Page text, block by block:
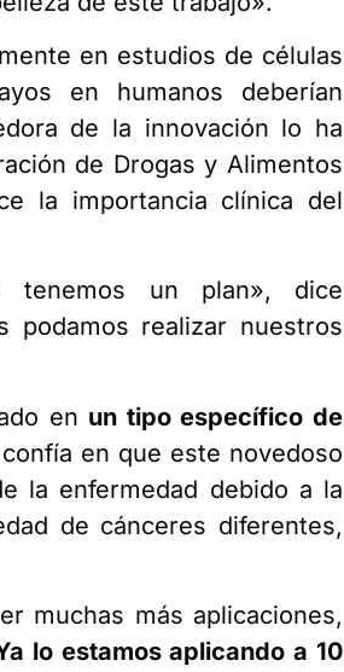
en estudios de células
en humanos deberían
de la innovación lo ha
de Drogas y Alimentos
la importancia clínica del
un plan», dice
podamos realizar nuestros
en un tipo específico de
en que este novedoso
la enfermedad debido a la
de cánceres diferentes,
muchas más aplicaciones,
lo estamos aplicando a 10